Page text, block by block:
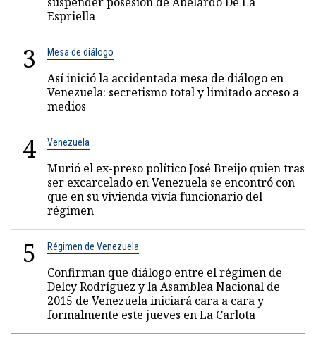
Espriella
3 Mesa de diálogo
Así inició la accidentada mesa de diálogo en
Venezuela: secretismo total y limitado acceso a
medios
4 Venezuela
Murió el ex-preso político José Breijo quien tras
ser excarcelado en Venezuela se encontró con
que en su vivienda vivía funcionario del
régimen
5 Régimen de Venezuela
Confirman que diálogo entre el régimen de
Delcy Rodríguez y la Asamblea Nacional de
2015 de Venezuela iniciará cara a cara y
formalmente este jueves en La Carlota